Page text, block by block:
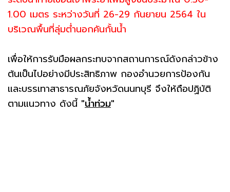
1.00 เมตร ระหว่างวันที่ 26-29 กันยายน 2564 ใน
บริเวณพื้นที่ลุ่มต่ำนอกคันกั้นน้ำ
เพื่อให้การรับมือผลกระทบจากสถานการณ์ดังกล่าวข้าง
ต้นเป็นไปอย่างมีประสิทธิภาพ กองอำนวยการป้องกัน
และบรรเทาสาธารณภัยจังหวัดนนทบุรี จึงให้ถือปฏิบัติ
ตามแนวทาง ดังนี้ "น้ำท่วม"